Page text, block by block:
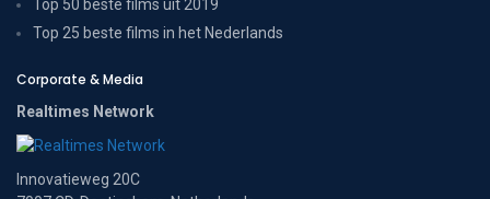
Top 50 beste films uit 2019
Top 25 beste films in het Nederlands
Corporate & Media
Realtimes Network
Innovatieweg 20C